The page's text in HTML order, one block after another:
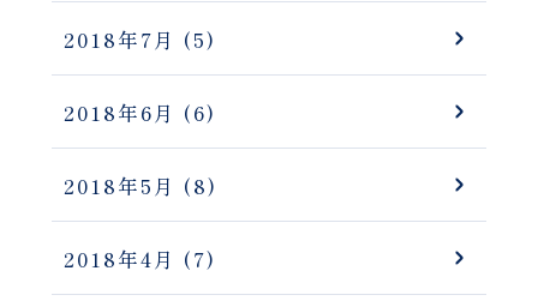
2018年7月 (5)
2018年6月 (6)
2018年5月 (8)
2018年4月 (7)